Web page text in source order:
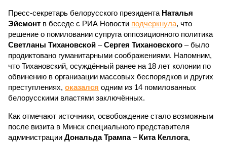
Пресс-секретарь белорусского президента Наталья
Эйсмонт в беседе с РИА Новости подчеркнула, что
решение о помиловании супруга оппозиционного политика
Светланы Тихановской –Сергея Тихановского – было
продиктовано гуманитарными соображениями. Напомним,
что Тихановский, осуждённый ранее на 18 лет колонии по
обвинению в организации массовых беспорядков и других
преступлениях, оказался одним из 14 помилованных
белорусскими властями заключённых.
Как отмечают источники, освобождение стало возможным
после визита в Минск специального представителя
администрации Дональда Трампа– Кита Келлога,